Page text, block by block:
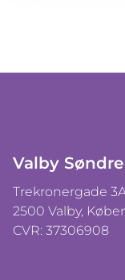
Valby
Trekronergade
2500 Valby,
CVR: 37306908